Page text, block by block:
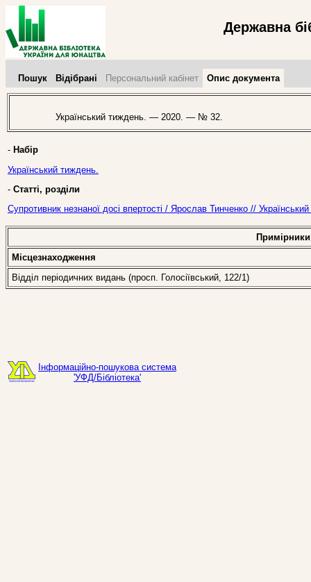
Державна
Пошук Відібрані Персональний кабінет Опис документа
Український тиждень. — 2020. — № 32.
- Набір
Український тиждень.
- Статті, розділи
Супротивник незнаної досі впертості / Ярослав Тинченко //
Примірники
Місцезнаходження
Відділ періодичних видань (просп. Голосіївський, 122/1)
Інформаційно-пошукова система
'УФД/Бібліотека'